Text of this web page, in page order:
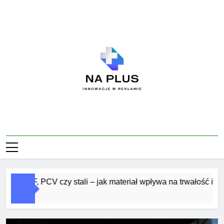
Na Plus
PCV czy stali – jak materiał wpływa na trwałość i